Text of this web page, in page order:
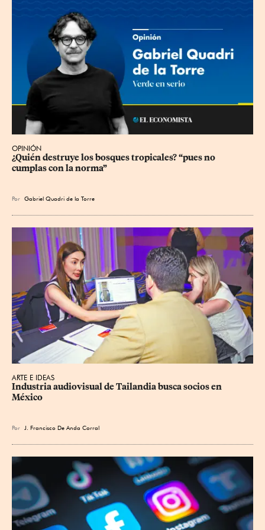
OPINIÓN
¿Quién destruye los bosques tropicales? “pues no
cumplas con la norma”
Por Gabriel Quadri de la Torre
ARTE E IDEAS
Industria audiovisual de Tailandia busca socios en
México
Por J. Francisco De Anda Corral